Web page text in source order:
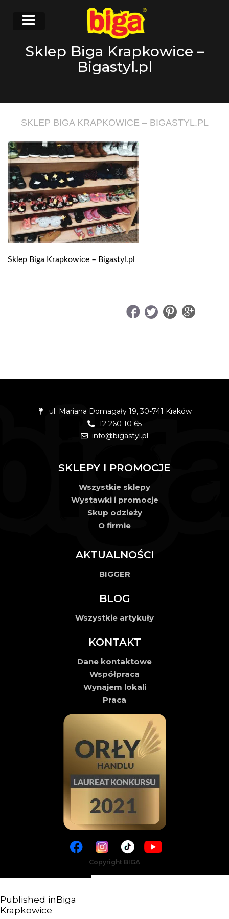
Sklep Biga Krapkowice –
Bigastyl.pl
SKLEP BIGA KRAPKOWICE – BIGASTYL.PL
Sklep Biga Krapkowice – Bigastyl.pl
ul. Mariana Domagały 19, 30-741 Kraków
12 260 10 65
info@bigastyl.pl
SKLEPY I PROMOCJE
Wszystkie sklepy
Wystawki i promocje
Skup odzieży
O firmie
AKTUALNOŚCI
BIGGER
BLOG
Wszystkie artykuły
KONTAKT
Dane kontaktowe
Współpraca
Wynajem lokali
Praca
Copyright BIGA
Published inBiga
Krapkowice